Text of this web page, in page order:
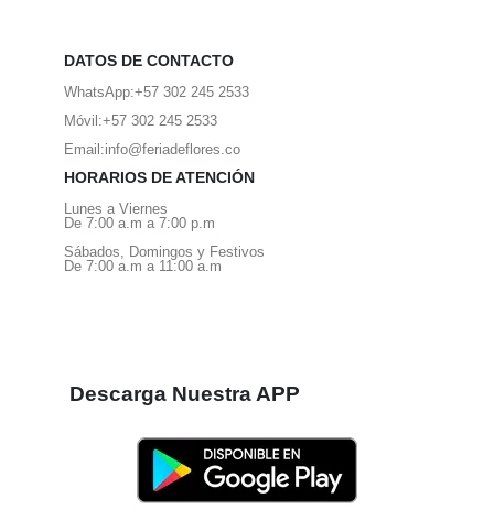
DATOS DE CONTACTO
WhatsApp:+57 302 245 2533
Móvil:+57 302 245 2533
Email:info@feriadeflores.co
HORARIOS DE ATENCIÓN
Lunes a Viernes
De 7:00 a.m a 7:00 p.m
Sábados, Domingos y Festivos
De 7:00 a.m a 11:00 a.m
Descarga Nuestra APP